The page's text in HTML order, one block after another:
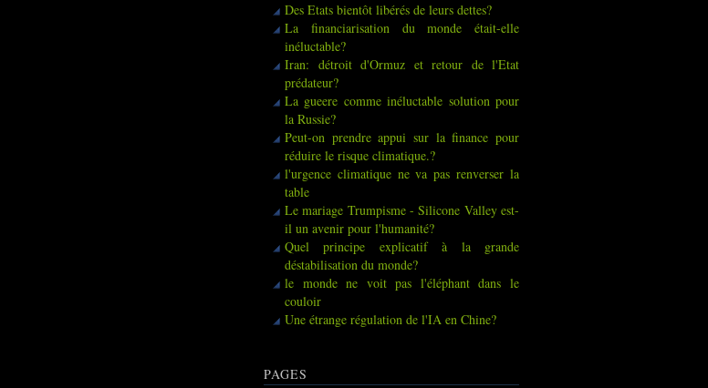
Des Etats bientôt libérés de leurs dettes?
La financiarisation du monde était-elle
inéluctable?
Iran: détroit d'Ormuz et retour de l'Etat
prédateur?
La gueere comme inéluctable solution pour
la Russie?
Peut-on prendre appui sur la finance pour
réduire le risque climatique.?
l'urgence climatique ne va pas renverser la
table
Le mariage Trumpisme - Silicone Valley est-
il un avenir pour l'humanité?
Quel principe explicatif à la grande
déstabilisation du monde?
le monde ne voit pas l'éléphant dans le
couloir
Une étrange régulation de l'IA en Chine?
PAGES